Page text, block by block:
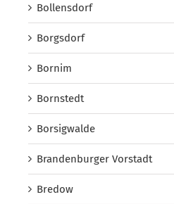
Bollensdorf
Borgsdorf
Bornim
Bornstedt
Borsigwalde
Brandenburger Vorstadt
Bredow